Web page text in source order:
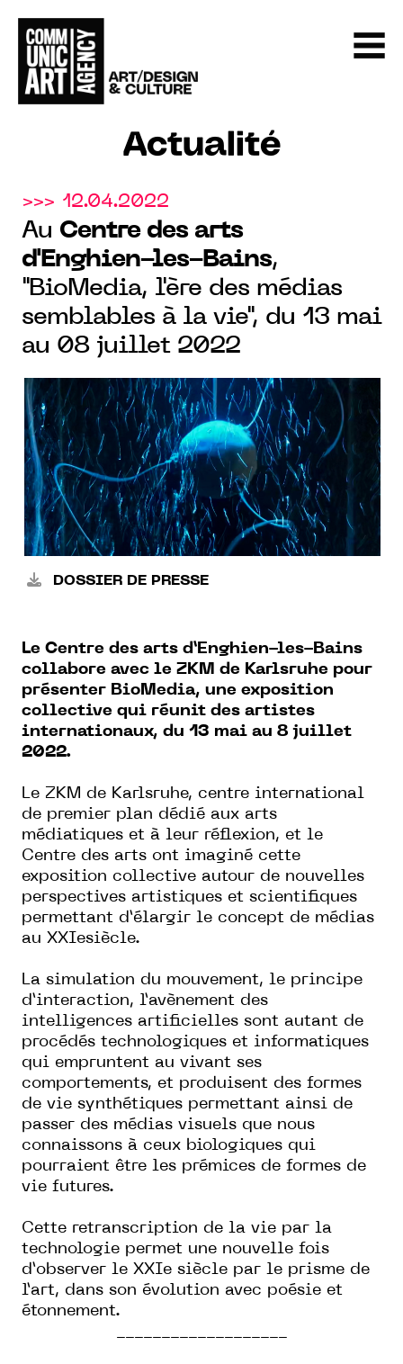
Actualité
>>> 12.04.2022
Au Centre des arts
d'Enghien-les-Bains,
"BioMedia, l'ère des médias
semblables à la vie", du 13 mai
au 08 juillet 2022
DOSSIER DE PRESSE
Le Centre des arts d’Enghien-les-Bains
collabore avec le ZKM de Karlsruhe pour
présenter BioMedia, une exposition
collective qui réunit des artistes
internationaux, du 13 mai au 8 juillet
2022.
Le ZKM de Karlsruhe, centre international
de premier plan dédié aux arts
médiatiques et à leur réflexion, et le
Centre des arts ont imaginé cette
exposition collective autour de nouvelles
perspectives artistiques et scientifiques
permettant d’élargir le concept de médias
au XXIesiècle.
La simulation du mouvement, le principe
d’interaction, l’avènement des
intelligences artificielles sont autant de
procédés technologiques et informatiques
qui empruntent au vivant ses
comportements, et produisent des formes
de vie synthétiques permettant ainsi de
passer des médias visuels que nous
connaissons à ceux biologiques qui
pourraient être les prémices de formes de
vie futures.
Cette retranscription de la vie par la
technologie permet une nouvelle fois
d’observer le XXIe siècle par le prisme de
l’art, dans son évolution avec poésie et
étonnement.